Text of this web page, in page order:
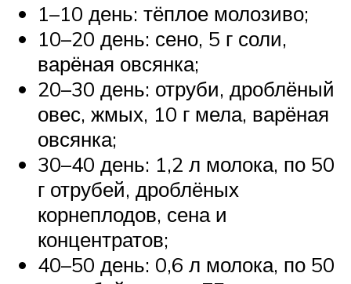
1–10 день: тёплое молозиво;
10–20 день: сено, 5 г соли,
варёная овсянка;
20–30 день: отруби, дроблёный
овес, жмых, 10 г мела, варёная
овсянка;
30–40 день: 1,2 л молока, по 50
г отрубей, дроблёных
корнеплодов, сена и
концентратов;
40–50 день: 0,6 л молока, по 50